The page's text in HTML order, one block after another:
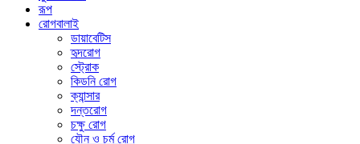
রূপ
রোগবালাই
ডায়াবেটিস
হৃদরোগ
স্ট্রোক
কিডনি রোগ
ক্যান্সার
দন্তরোগ
চক্ষু রোগ
যৌন ও চর্ম রোগ